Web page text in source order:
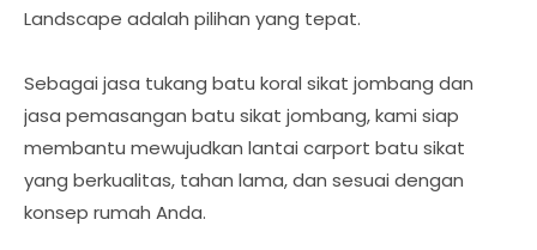
Landscape adalah pilihan yang tepat.
Sebagai jasa tukang batu koral sikat jombang dan
jasa pemasangan batu sikat jombang, kami siap
membantu mewujudkan lantai carport batu sikat
yang berkualitas, tahan lama, dan sesuai dengan
konsep rumah Anda.